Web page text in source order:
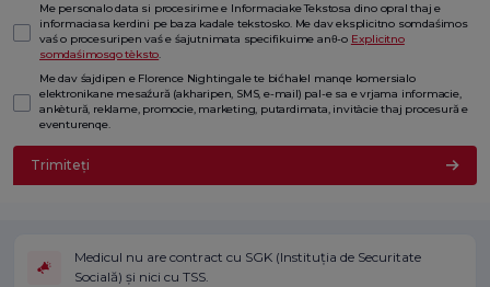
Me personalo data si procesirime e Informaciake Tekstosa dino opral thaj e
informaciasa kerdini pe baza kadale tekstosko. Me dav eksplicitno somdaśimos
vaś o procesuripen vaś e śajutnimata specifikuime anθ-o Explicitno
somdaśimosqo tèksto.
Me dav śajdipen e Florence Nightingale te bićhalel manqe komersialo
elektronikane mesaźură (akharipen, SMS, e-mail) pal-e sa e vrjama informacie,
ankètură, reklame, promocie, marketing, putardimata, invitàcie thaj procesură e
eventurenqe.
Trimiteți
Medicul nu are contract cu SGK (Instituția de Securitate
Socială) și nici cu TSS.